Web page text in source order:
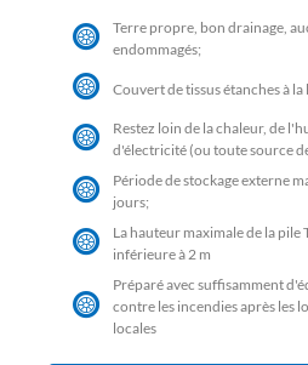
Terre propre, bon drainage,
endommagés;
Couvert de tissus étanches à la
Restez loin de la chaleur, de
d'électricité (ou toute source
Période de stockage externe
jours;
La hauteur maximale de la pile
inférieure à 2 m
Préparé avec suffisamment
contre les incendies après les
locales